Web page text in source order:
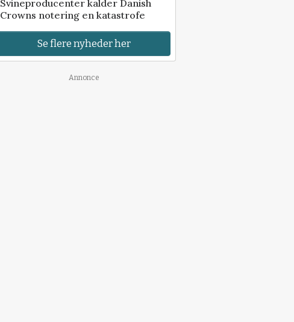
Svineproducenter kalder Danish
Crowns notering en katastrofe
Se flere nyheder her
Annonce